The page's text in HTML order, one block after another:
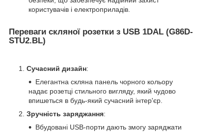
користувачів і електроприладів.
Переваги скляної розетки з USB 1DAL (G86D-
STU2.BL)
Сучасний дизайн:
Елегантна скляна панель чорного кольору
надає розетці стильного вигляду, який чудово
впишеться в будь-який сучасний інтер'єр.
Зручність заряджання:
Вбудовані USB-порти дають змогу заряджати